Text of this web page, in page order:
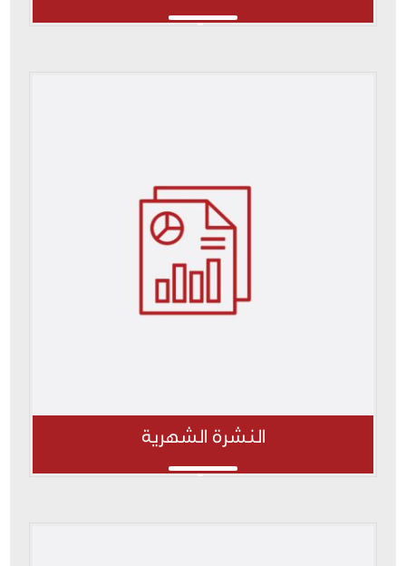
النشرة الشهرية